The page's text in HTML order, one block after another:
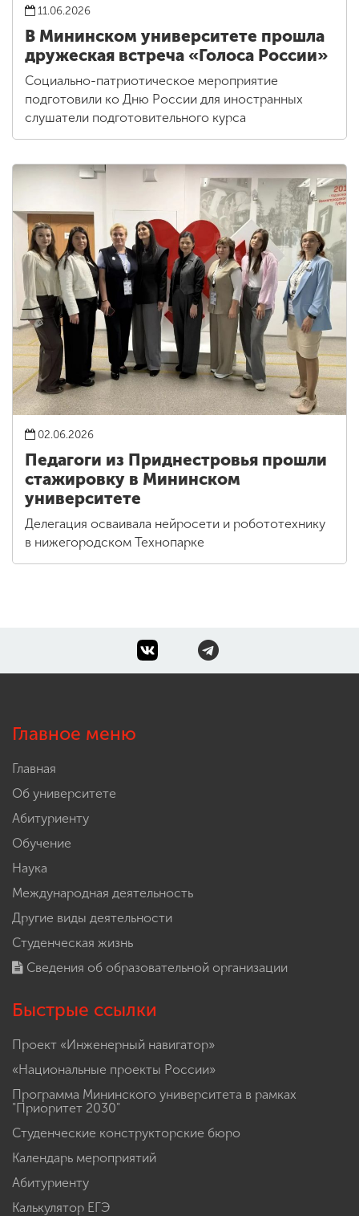
11.06.2026
В Мининском университете прошла
дружеская встреча «Голоса России»
Социально-патриотическое мероприятие
подготовили ко Дню России для иностранных
слушатели подготовительного курса
02.06.2026
Педагоги из Приднестровья прошли
стажировку в Мининском
университете
Делегация осваивала нейросети и робототехнику
в нижегородском Технопарке
Главное меню
Главная
Об университете
Абитуриенту
Обучение
Наука
Международная деятельность
Другие виды деятельности
Студенческая жизнь
Сведения об образовательной организации
Быстрые ссылки
Проект «Инженерный навигатор»
«Национальные проекты России»
Программа Мининского университета в рамках
"Приоритет 2030"
Студенческие конструкторские бюро
Календарь мероприятий
Абитуриенту
Калькулятор ЕГЭ